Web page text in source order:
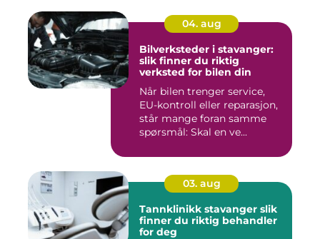
04. aug
Bilverksteder i stavanger:
slik finner du riktig
verksted for bilen din
Når bilen trenger service,
EU-kontroll eller reparasjon,
står mange foran samme
spørsmål: Skal en ve...
03. aug
Tannklinikk stavanger slik
finner du riktig behandler
for deg